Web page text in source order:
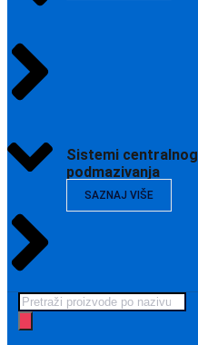
Sistemi centralnog
podmazivanja
SAZNAJ VIŠE
Products
search